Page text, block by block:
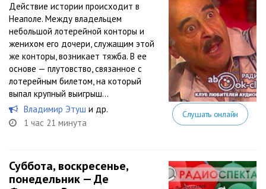
Действие истории происходит в
Неаполе. Между владельцем
небольшой лотерейной конторы и
женихом его дочери, служащим этой
же конторы, возникает тяжба. В ее
основе — плутовство, связанное с
лотерейным билетом, на который
выпал крупный выигрыш…
Владимир Этуш и др.
1 час 21 минута
Слушать онлайн
Суббота, воскресенье,
понедельник — Де